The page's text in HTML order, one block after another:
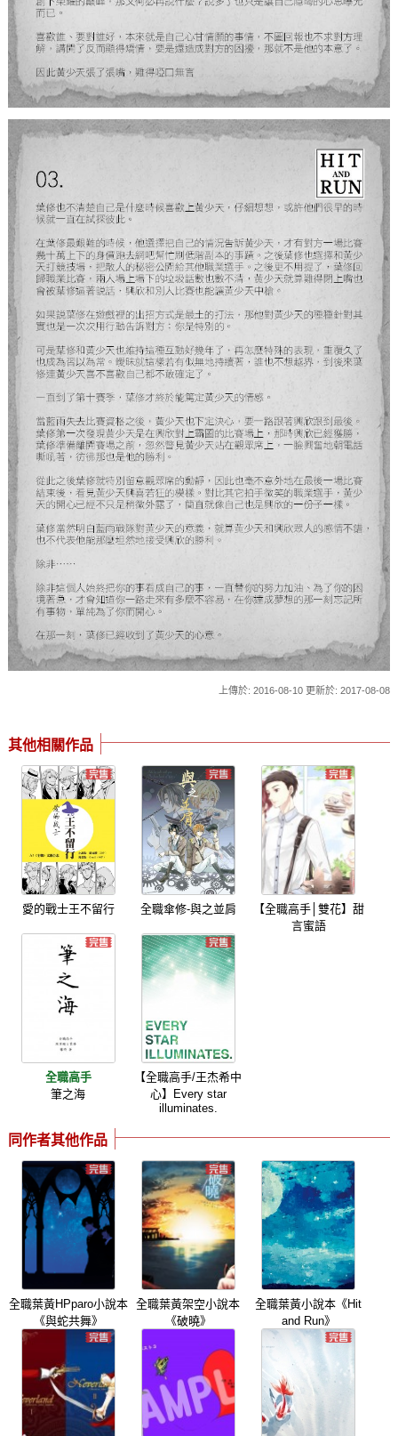
上傳於: 2016-08-10 更新於: 2017-08-08
其他相關作品
愛的戰士王不留行 全職傘修-與之並肩
【全職高手│雙花】甜
言蜜語
全職高手
筆之海
【全職高手/王杰希中
心】Every star
illuminates.
同作者其他作品
全職葉黃HPparo小說本
《與蛇共舞》
全職葉黃架空小說本
《破曉》
全職葉黃小說本《Hit
and Run》